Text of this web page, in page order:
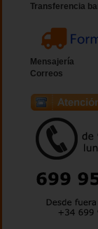
Transferencia
Mensajería
Correos